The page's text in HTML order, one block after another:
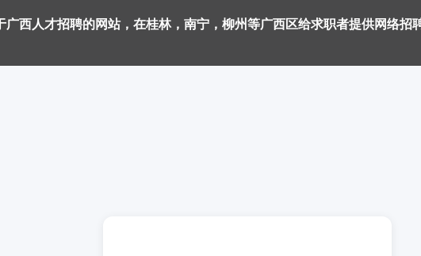
广西人才招聘的网站，在桂林，南宁，柳州等广西区给求职者提供网络